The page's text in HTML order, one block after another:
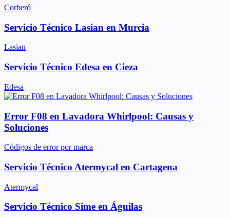
Corberó
Servicio Técnico Lasian en Murcia
Lasian
Servicio Técnico Edesa en Cieza
Edesa
Error F08 en Lavadora Whirlpool: Causas y
Soluciones
Códigos de error por marca
Servicio Técnico Atermycal en Cartagena
Atermycal
Servicio Técnico Sime en Águilas